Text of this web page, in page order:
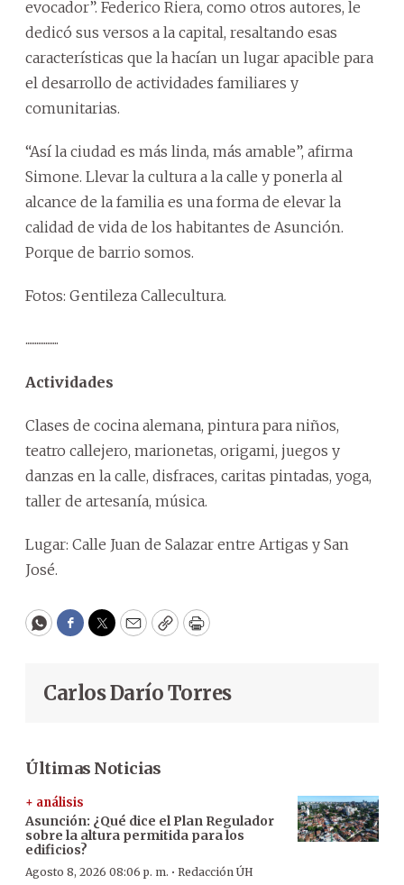
evocador”. Federico Riera, como otros autores, le
dedicó sus versos a la capital, resaltando esas
características que la hacían un lugar apacible para
el desarrollo de actividades familiares y
comunitarias.
“Así la ciudad es más linda, más amable”, afirma
Simone. Llevar la cultura a la calle y ponerla al
alcance de la familia es una forma de elevar la
calidad de vida de los habitantes de Asunción.
Porque de barrio somos.
Fotos: Gentileza Callecultura.
..................
Actividades
Clases de cocina alemana, pintura para niños,
teatro callejero, marionetas, origami, juegos y
danzas en la calle, disfraces, caritas pintadas, yoga,
taller de artesanía, música.
Lugar: Calle Juan de Salazar entre Artigas y San
José.
WhatsApp
Facebook
Twitter
EmailCopyPrint
Carlos Darío Torres
Últimas Noticias
+ análisis
Asunción: ¿Qué dice el Plan Regulador
sobre la altura permitida para los
edificios?
Agosto 8, 2026 08:06 p. m. · Redacción ÚH